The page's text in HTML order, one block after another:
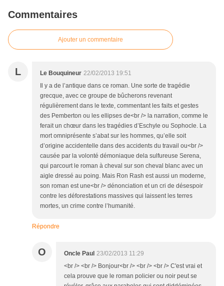
Commentaires
Ajouter un commentaire
L Le Bouquineur 22/02/2013 19:51
Il y a de l’antique dans ce roman. Une sorte de tragédie
grecque, avec ce groupe de bûcherons revenant
régulièrement dans le texte, commentant les faits et gestes
des Pemberton ou les ellipses de<br /> la narration, comme le
ferait un chœur dans les tragédies d’Eschyle ou Sophocle. La
mort omniprésente s’abat sur les hommes, qu’elle soit
d’origine accidentelle dans des accidents du travail ou<br />
causée par la volonté démoniaque dela sulfureuse Serena,
qui parcourt le roman à cheval sur son cheval blanc avec un
aigle dressé au poing. Mais Ron Rash est aussi un moderne,
son roman est une<br /> dénonciation et un cri de désespoir
contre les déforestations massives qui laissent les terres
mortes, un crime contre l’humanité.
Répondre
O Oncle Paul 23/02/2013 11:29
<br /> <br /> Bonjour<br /> <br /> <br /> C'est vrai et
cela prouve que le roman policier ou noir peut se